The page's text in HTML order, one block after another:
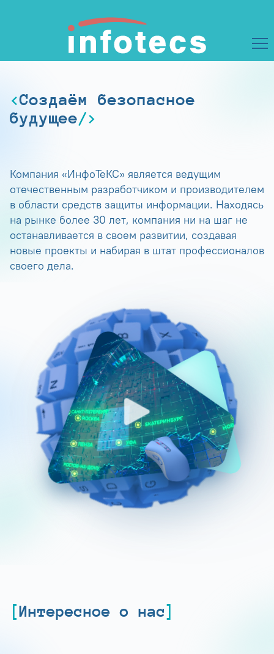
Создаём безопасное
будущее
Компания «ИнфоТеКС» является ведущим
отечественным разработчиком и производителем
в области средств защиты информации. Находясь
на рынке более 30 лет, компания ни на шаг не
останавливается в своем развитии, создавая
новые проекты и набирая в штат профессионалов
своего дела.
Интересное о нас